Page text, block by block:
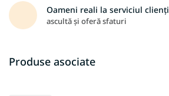
Oameni reali la serviciul clienți
ascultă și oferă sfaturi
Produse asociate